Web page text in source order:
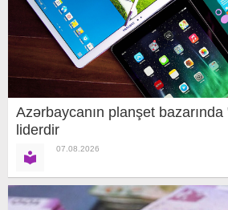
Azərbaycanın planşet
liderdir
07.08.2026